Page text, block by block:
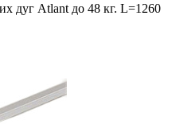
дуг Atlant до 48 кг. L=1260